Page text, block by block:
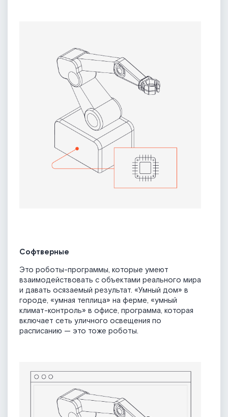
Софтверные
Это роботы-программы, которые умеют
взаимодействовать с объектами реального мира
и давать осязаемый результат. «Умный дом» в
городе, «умная теплица» на ферме, «умный
климат-контроль» в офисе, программа, которая
включает сеть уличного освещения по
расписанию — это тоже роботы.